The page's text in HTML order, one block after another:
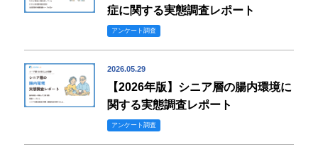
症に関する実態調査レポート
アンケート調査
2026.05.29
【2026年版】シニア層の腸内環境に
関する実態調査レポート
アンケート調査